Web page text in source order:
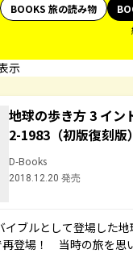
BOOKS 旅の読み物
示
地球の歩き方 3 イン
2-1983（初版復刻版）
D-Books
2018.12.20 発売
イブルとして登場した
再登場！ 当時の旅を思